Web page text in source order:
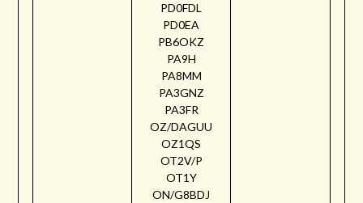
PD0FDL
PD0EA
PB6OKZ
PA9H
PA8MM
PA3GNZ
PA3FR
OZ/DAGUU
OZ1QS
OT2V/P
OT1Y
ON/G8BDJ